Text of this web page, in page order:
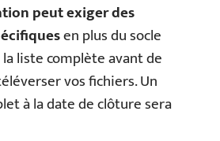
peut exiger des
en plus du socle
liste complète avant de
vos fichiers. Un
à la date de clôture sera